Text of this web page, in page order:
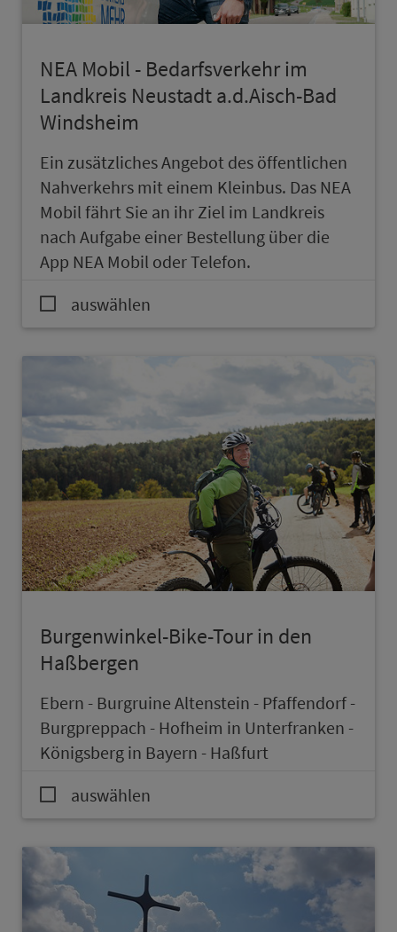
NEA Mobil - Be­darfs­ver­kehr im
Land­kreis Neustadt a.d.Aisch-Bad
Windsheim
Ein zu­sätz­liches An­ge­bot des öf­fent­lichen
Nah­ver­kehrs mit einem Kleinbus. Das NEA
Mobil fährt Sie an ihr Ziel im Land­kreis
nach Aufgabe einer Be­stel­lung über die
App NEA Mobil oder Telefon.
auswählen
Burgenwinkel-Bike-Tour in den
Haßbergen
Ebern - Burgruine Altenstein - Pfaffendorf -
Burgpreppach - Hofheim in Unterfranken -
Königsberg in Bayern - Haßfurt
auswählen